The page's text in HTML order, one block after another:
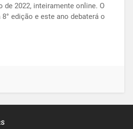
de 2022, inteiramente online. O
edição e este ano debaterá o